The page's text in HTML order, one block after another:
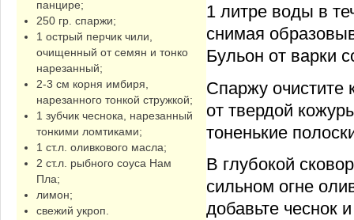
панцире;
250 гр. спаржи;
1 острый перчик чили,
очищенный от семян и тонко
нарезанный;
2-3 см корня имбиря,
нарезанного тонкой стружкой;
1 зубчик чеснока, нарезанный
тонкими ломтиками;
1 ст.л. оливкового масла;
2 ст.л. рыбного соуса Нам
Пла;
лимон;
свежий укроп.
1 литре воды в
снимая
Бульон от варки
Спаржу очистите
от твердой
тоненькие
В глубокой
сильном огне
добавьте чеснок